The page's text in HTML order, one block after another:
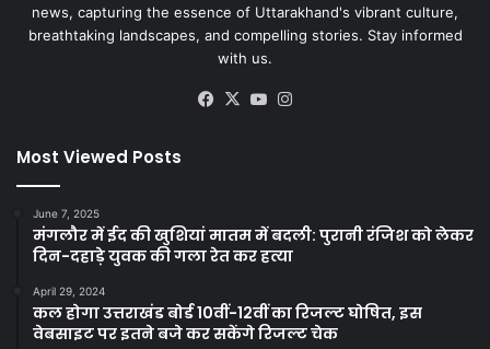
news, capturing the essence of Uttarakhand's vibrant culture,
breathtaking landscapes, and compelling stories. Stay informed
with us.
Facebook
X YouTube
Most Viewed Posts
June 7, 2025
मंगलौर में ईद की खुशियां मातम में बदली: पुरानी रंजिश को लेकर
दिन-दहाड़े युवक की गला रेत कर हत्या
April 29, 2024
कल होगा उत्तराखंड बोर्ड 10वीं-12वीं का रिजल्ट घोषित, इस
वेबसाइट पर इतने बजे कर सकेंगे रिजल्ट चेक